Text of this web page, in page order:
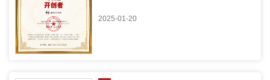
2025-01-20